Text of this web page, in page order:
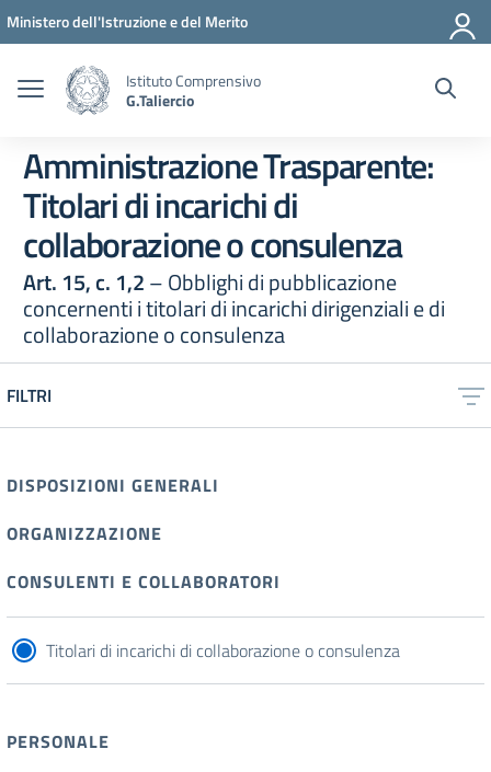
Vai ai contenuti
Vai al menu di navigazione
Vai al footer
Ministero dell'Istruzione e del Merito
Istituto Comprensivo
G.Taliercio
Amministrazione Trasparente:
Titolari di incarichi di
collaborazione o consulenza
Art. 15, c. 1,2– Obblighi di pubblicazione
concernenti i titolari di incarichi dirigenziali e di
collaborazione o consulenza
FILTRI
DISPOSIZIONI GENERALI
ORGANIZZAZIONE
CONSULENTI E COLLABORATORI
Titolari di incarichi di collaborazione o consulenza
PERSONALE